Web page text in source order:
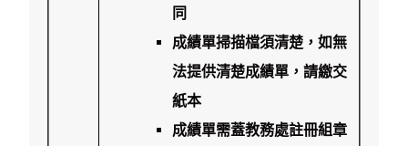
同
成績單掃描檔須清楚，如無
法提供清楚成績單，請繳交
紙本
成績單需蓋教務處註冊組章